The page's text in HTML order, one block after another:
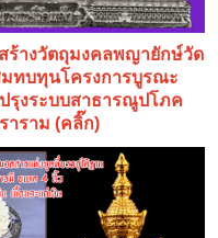
ร้างวัตถุมงคลพญายักษ์วัด
ทบทุนโครงการบูรณะ
งระบบสาธารณูปโภค
าราม (คลิ๊ก)